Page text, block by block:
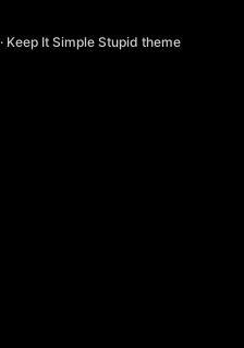
· Keep It Simple Stupid theme